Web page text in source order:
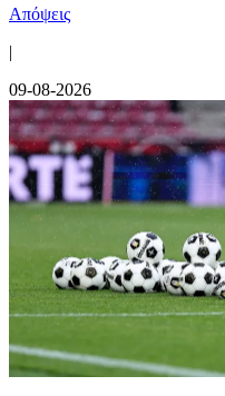
Απόψεις
|
09-08-2026